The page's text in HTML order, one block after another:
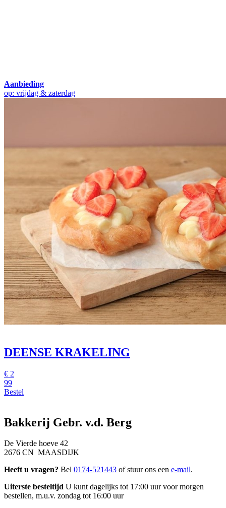
Aanbieding
op: vrijdag & zaterdag
DEENSE KRAKELING
€ 2
99
Bestel
Bakkerij Gebr. v.d. Berg
De Vierde hoeve 42
2676 CN MAASDIJK
Heeft u vragen? Bel 0174-521443 of stuur ons een e-mail.
Uiterste besteltijd U kunt dagelijks tot 17:00 uur voor morgen
bestellen, m.u.v. zondag tot 16:00 uur